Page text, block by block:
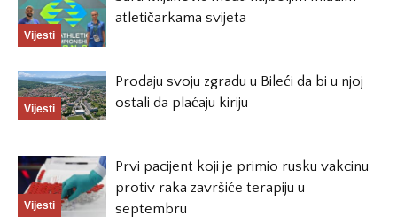
Vijesti
atletičarkama svijeta
Vijesti
Prodaju svoju zgradu u Bileći da bi u njoj
ostali da plaćaju kiriju
Vijesti
Prvi pacijent koji je primio rusku vakcinu
protiv raka završiće terapiju u
septembru